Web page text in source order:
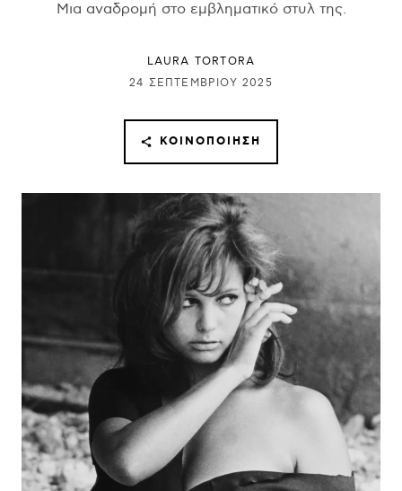
Μια αναδρομή στο εμβληματικό στυλ της.
LAURA TORTORA
24 ΣΕΠΤΕΜΒΡΊΟΥ 2025
ΚΟΙΝΟΠΟΊΗΣΗ